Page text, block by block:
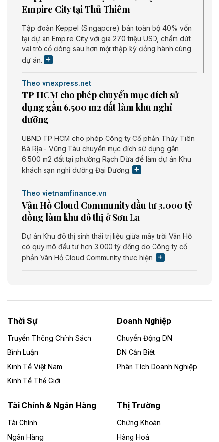
Empire City tại Thủ Thiêm
Tập đoàn Keppel (Singapore) bán toàn bộ 40% vốn
tại dự án Empire City với giá 270 triệu USD, chấm dứt
vai trò cổ đông sau hơn một thập kỷ đồng hành cùng
dự án.
Theo vnexpress.net
TP HCM cho phép chuyển mục đích sử
dụng gần 6.500 m2 đất làm khu nghỉ
dưỡng
UBND TP HCM cho phép Công ty Cổ phần Thủy Tiên
Bà Rịa - Vũng Tàu chuyển mục đích sử dụng gần
6.500 m2 đất tại phường Rạch Dừa để làm dự án Khu
khách sạn nghỉ dưỡng Đại Dương.
Theo vietnamfinance.vn
Vân Hồ Cloud Community đầu tư 3.000 tỷ
đồng làm khu đô thị ở Sơn La
Dự án Khu đô thị sinh thái trị liệu giữa mây trời Vân Hồ
có quy mô đầu tư hơn 3.000 tỷ đồng do Công ty cổ
phần Vân Hồ Cloud Community thực hiện.
Dự án Nhà máy xử lý rác và phát điện Bắc Giang do
Công ty TNHH Năng lượng môi trường Bắc Giang làm
Theo vietnamfinance.vn
Đức Long Gia Lai mở rộng ‘hệ sinh thái’
Lai
Bốn doanh nghiệp có sự góp vốn của Công ty Cổ
phần Tập đoàn Đức Long Gia Lai (HoSE: DLG) được
Thời Sự
Truyền Thông Chính Sách
Bình Luận
Kinh Tế Việt Nam
Kinh Tế Thế Giới
Doanh Nghiệp
Chuyển Động DN
DN Cần Biết
Phân Tích Doanh Nghiệp
Tài Chính & Ngân Hàng
Tài Chính
Ngân Hàng
Thị Trường
Chứng Khoán
Hàng Hoá